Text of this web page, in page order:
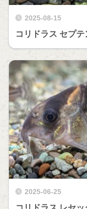
2025-08-15
コリドラス セプ
2025-06-25